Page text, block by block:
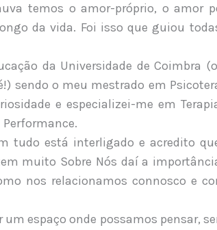
temos o amor-próprio, o amor
da vida. Foi isso que guiou
da Universidade de Coimbra
sendo o meu mestrado em
e especializei-me em
tudo está interligado e acredito
muito Sobre Nós daí a
nos relacionamos connosco e
espaço onde possamos pensar,